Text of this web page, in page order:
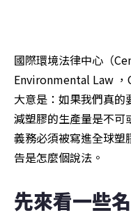
國際環境法律中心（
Environmental Law ，
大意是：如果我們真的
減塑膠的生產量是不可
義務必須被寫進全球塑
告是怎麼個說法。
先來看一些